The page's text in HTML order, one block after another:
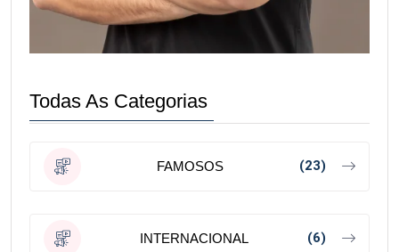
Todas As Categorias
FAMOSOS (23)
INTERNACIONAL (6)